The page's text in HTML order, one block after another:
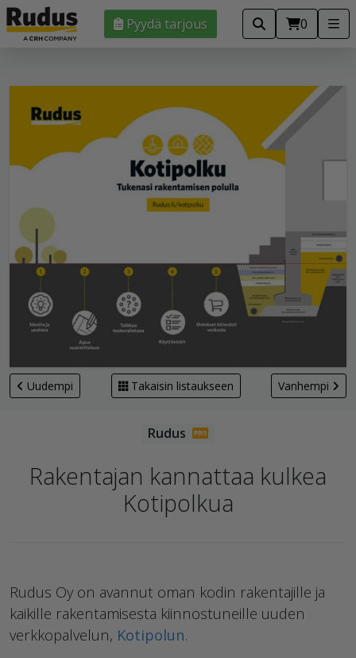
Pyydä tarjous 0
Uudempi Takaisin listaukseen Vanhempi
Rakentajan kannattaa kulkea
Kotipolkua
Rudus Oy on avannut oman kodin rakentajille ja
kaikille rakentamisesta kiinnostuneille uuden
verkkopalvelun, Kotipolun.